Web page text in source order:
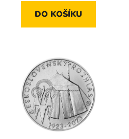
DO KOŠÍKU